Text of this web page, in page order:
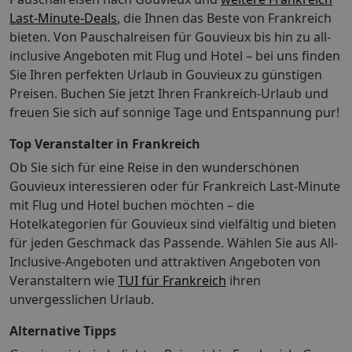
FitnessraumRadsport: Fahrrad Wellness: Saunen:
1Gegen Gebühr (teils Fremdleistungen) Finnische
SaunaMassagen So wohnen Sie: In den Zimmern gibt
es ein Badezimmer. Außerdem sind ein Safe und eine
Minibar verfügbar. Verschiedene Kommunikations- und
Unterhaltungsmöglichkeiten werden durch die
komfortable Ausstattung mit einem Telefon, einem TV-
Gerät, einem Radio und WiFi gewährleistet. In den
Badezimmern gibt es eine Dusche. Für den täglichen
Gebrauch stehen ein Haartrockner und Bademäntel zur
Verfügung. Das Hotel bietet Familienzimmer und
Nichtraucherzimmer. So wohnen Sie Safe: gegen
Gebühr, Minibar: gegen Gebühr, Internet: WLAN/WiFi:
gegen Gebühr, Fernseher, Roomservice, Badewanne
oder Dusche, Bademantel, Slipper, Föhn, Balkon oder
TerrasseAbweichende Zimmercodierungen zu
tagesaktuellen Preisen buchbar. Ihre Vorteile: Bitte
beachten Sie! Bei einer Paketreise mit internationalem
Flug ist das Zug zum Flug Ticket für Abflughäfen in
Deutschland (und dem EuroAirport Basel) kostenfrei
Last-Minute-Deals, die Ihnen das Beste von Frankreich
bieten. Von Pauschalreisen für Gouvieux bis hin zu all-
inclusive Angeboten mit Flug und Hotel – bei uns finden
Sie Ihren perfekten Urlaub in Gouvieux zu günstigen
Preisen. Buchen Sie jetzt Ihren Frankreich-Urlaub und
freuen Sie sich auf sonnige Tage und Entspannung pur!
Top Veranstalter in Frankreich
Ob Sie sich für eine Reise in den wunderschönen
Gouvieux interessieren oder für Frankreich Last-Minute
mit Flug und Hotel buchen möchten – die
Hotelkategorien für Gouvieux sind vielfältig und bieten
für jeden Geschmack das Passende. Wählen Sie aus All-
Inclusive-Angeboten und attraktiven Angeboten von
Veranstaltern wie TUI für Frankreich ihren
unvergesslichen Urlaub.
Alternative Tipps